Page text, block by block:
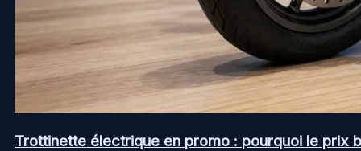
Trottinette électrique en promo : pourquoi le prix